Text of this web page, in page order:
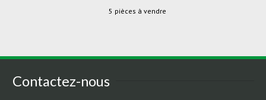
5 pièces à vendre
Contactez-nous